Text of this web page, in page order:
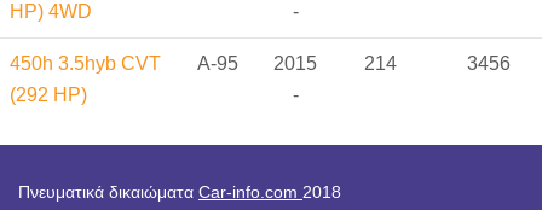
HP) 4WD
-
450h 3.5hyb CVT
(292 HP)
A-95
2015
-
214 3456
Πνευματικά δικαιώματα Car-info.com 2018